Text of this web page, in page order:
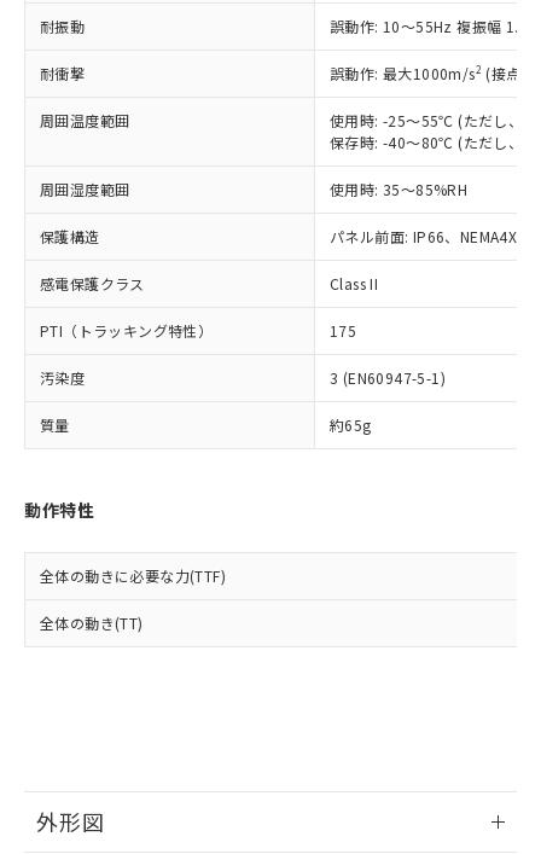
耐振動 誤動作: 10～55Hz 複振幅
耐衝撃 誤動作: 最大1000m/s2 (接点
周囲温度範囲
使用時: -25～55℃ (ただし、氷
保存時: -40～80℃ (ただし、氷
周囲湿度範囲 使用時: 35～85%RH
保護構造 パネル前面: IP66、NEMA4X,
感電保護クラス Class II
PTI（トラッキング特性） 175
汚染度 3 (EN60947-5-1)
質量 約65g
動作特性
全体の動きに必要な力(TTF)
全体の動き(TT)
外形図
記載している更新日時点での社内デー
タに基づき作成されるものであり、閲
覧された時点での実際の在庫および標
準価格とは異なる場合があることをご
正式な納期状況および標準価格はお客
様のお取引先、またはお客様担当のオ
ムロン制御機器販売店・当社販売員に
オムロン制御機器販売店や当社販売拠
販売ネットワーク
」をご確認
ください。
在庫状況および標準価格結果を当社の
事前の承諾なく第三者に漏洩または開
示しないようお願いします。
マイパーツ機能（部品リスト作成サー
ビス）をご利用いただくには、I-Web
メンバーズにご登録されている必要が
および当社の共同利用者が、当社の製
品・サービスに関するお客様との取
をご了承ください。
※当社の共同利用者とは、"個人情報
鉛(Pb) 1000ppm以下、 水銀(Hg) 1000ppm以下、 カド
六価クロム(Cr(Ⅵ)) 1000ppm以下、ポリ臭化ビフェニル
類(PBB) 1000ppm以下、ポリ臭化ジフェニルエーテル類
(PBDE) 1000ppm以下、フタル酸ビス(2-エチルヘキシ
ル) (DEHP)(別名：DOP) 1000ppm以下、フタル酸ブチ
ルベンジル（BBP） 1000ppm以下、フタル酸ジブチル
（DBP） 1000ppm以下、フタル酸ジイソブチル
(DIBP) 1000ppm以下
但し、RoHS指令で産業用監視および制御機器に対する
適用除外項目は除く。
フタル酸エステル類の４物質については閾値を超える意
図的な使用がないことを確認しています。
※2 対応予定月
部品在庫の切り替え状況などにより、予定
月が前後することがあります。
下記の非含有証明書をダウンロードするこ
とができます。
EU RoHS指令（10物質）の非含有証明書
物質の対応では、対応完了までの期間は出
荷製品に未対応品が混在することから備考
*中国RoHS10物質の基準値 (GB/T26572)：
Pb(鉛) :1000ppm、 Hg(水銀) : 1000ppm、 Cd(カドミウ
Cr(Ⅵ)(六価クロム) : 1000ppm、 PBBs(ポリ臭化ビフェ
ニル類) : 1000ppm、 PBDEs(ポリ臭化ジフェニルエーテ
ル) : 1000ppm、
DEHP(フタル酸ビス(2-エチルヘキシル)) : 1000ppm
※2 環境保護使用期限
「ｅ」：有害物質（10物質）のすべてが基
準値以下であることを示します。
「10」：通常の使用状況下において有害物
質が外部に漏えいし、環境に深刻な影響を
及ぼさない年数を意味します。
（以下｢規制貨物等」という）を輸出
または国外への提供する場合は、日本
国政府の輸出許可(または役務取引許
可)を取得するなどの必要な手続きを
当社は規制貨物を破棄する場合は、完
全に破砕するなど、違法に輸出されな
いよう必要な手段を講じます。
当社は貴社製品を、核兵器、ミサイ
ル、化学兵器、生物兵器またはその他
武器並びにこれらの製造装置等に一切
使用いたしません。
当社は、貴社製品を第三者に販売する
場合は、上記1、2および3の内容を当
該第三者に通知します。また当社は、
販売先および販売に係わる関係者が違
法に輸出するおそれがある場合は、取
り引きをいたしません。
○ 一定数以上の在庫あり
△ 一定数には満たないが在庫あり
在庫なし(最新の在庫状況につ
いては、お客様のお取引先、ま
たはお客様担当のオムロン制御
機器販売店・当社販売員にご確
認ください)
受注生産機種、また在庫状況の
情報を公開していない機種